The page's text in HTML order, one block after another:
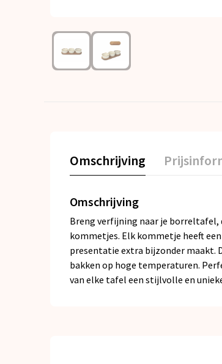
Omschrijving
Omschrijving
Breng verfijning naar je
kommetjes. Elk kommetje heeft
presentatie extra bijzonder maakt.
bakken op hoge temperaturen.
van elke tafel een stijlvolle en